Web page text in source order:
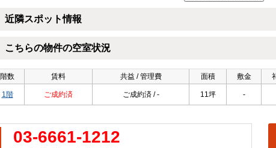
近隣スポット情報
こちらの物件の空室状況
階数 賃料 共益 / 管理費 面積 敷金
1階 ご成約済 ご成約済 / - 11坪 -
03-6661-1212